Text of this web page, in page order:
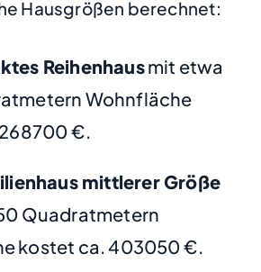
Hausgrößen berechnet:
Reihenhausmit etwa
Wohnfläche
€.
mittlerer Größe
Quadratmetern
kostet ca. 403050 €.